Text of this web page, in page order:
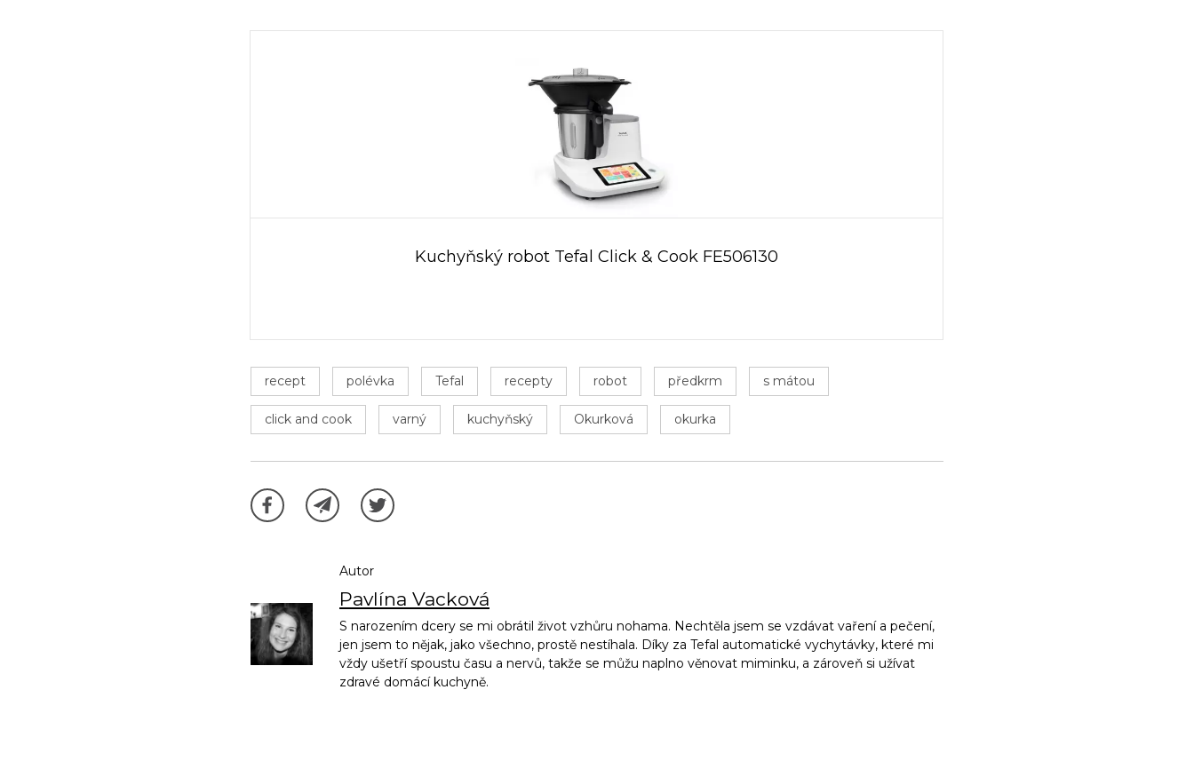
Kuchyňský robot Tefal Click & Cook FE506130
recept polévka Tefal recepty robot předkrm s mátou
click and cook varný kuchyňský Okurková okurka
Autor
Pavlína Vacková
S narozením dcery se mi obrátil život vzhůru nohama. Nechtěla jsem se vzdávat vaření a pečení,
jen jsem to nějak, jako všechno, prostě nestíhala. Díky za Tefal automatické vychytávky, které mi
vždy ušetří spoustu času a nervů, takže se můžu naplno věnovat miminku, a zároveň si užívat
zdravé domácí kuchyně.